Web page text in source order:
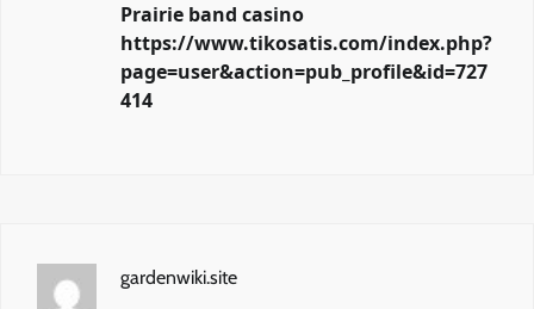
Prairie band casino
https://www.tikosatis.com/index.php?
page=user&action=pub_profile&id=727
414
gardenwiki.site